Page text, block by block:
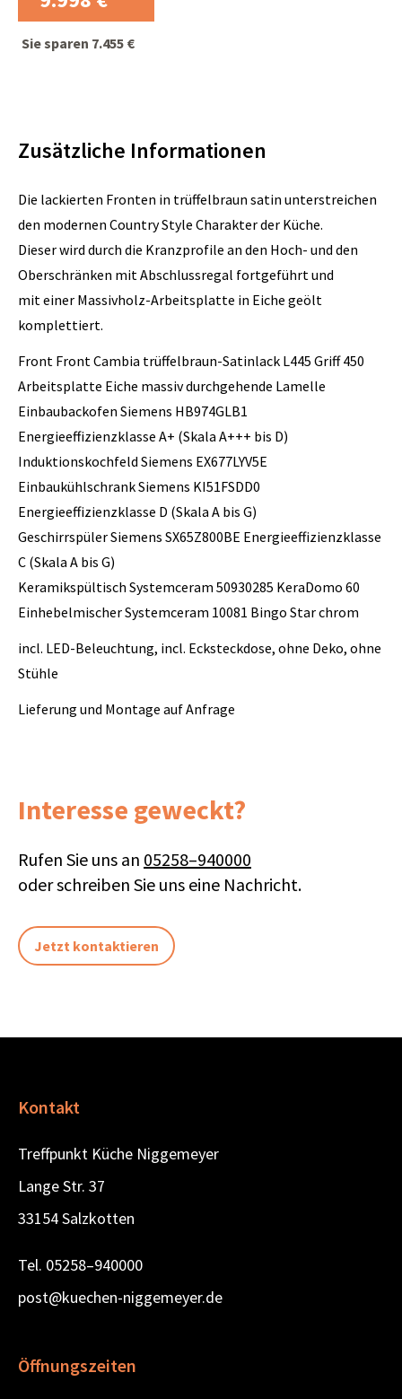
Unser Küchenstudio
Sie sparen 7.455 €
Zusätzliche Informationen
Die lackierten Fronten in trüffelbraun satin unterstreichen
den modernen Country Style Charakter der Küche.
Dieser wird durch die Kranzprofile an den Hoch- und den
Oberschränken mit Abschlussregal fortgeführt und
mit einer Massivholz-Arbeitsplatte in Eiche geölt
komplettiert.
Front Front Cambia trüffelbraun-Satinlack L445 Griff 450
Arbeitsplatte Eiche massiv durchgehende Lamelle
Einbaubackofen Siemens HB974GLB1
Energieeffizienzklasse A+ (Skala A+++ bis D)
Induktionskochfeld Siemens EX677LYV5E
Einbaukühlschrank Siemens KI51FSDD0
Energieeffizienzklasse D (Skala A bis G)
Geschirrspüler Siemens SX65Z800BE Energieeffizienzklasse
C (Skala A bis G)
Keramikspültisch Systemceram 50930285 KeraDomo 60
Einhebelmischer Systemceram 10081 Bingo Star chrom
incl. LED-Beleuchtung, incl. Ecksteckdose, ohne Deko, ohne
Stühle
Lieferung und Montage auf Anfrage
Interesse geweckt?
Rufen Sie uns an 05258–940000
oderschreiben Sie uns eine Nachricht.
Jetzt kontaktieren
Kontakt
Treffpunkt Küche Niggemeyer
Lange Str. 37
33154 Salzkotten
Tel. 05258–940000
post@kuechen-niggemeyer.de
Öffnungszeiten